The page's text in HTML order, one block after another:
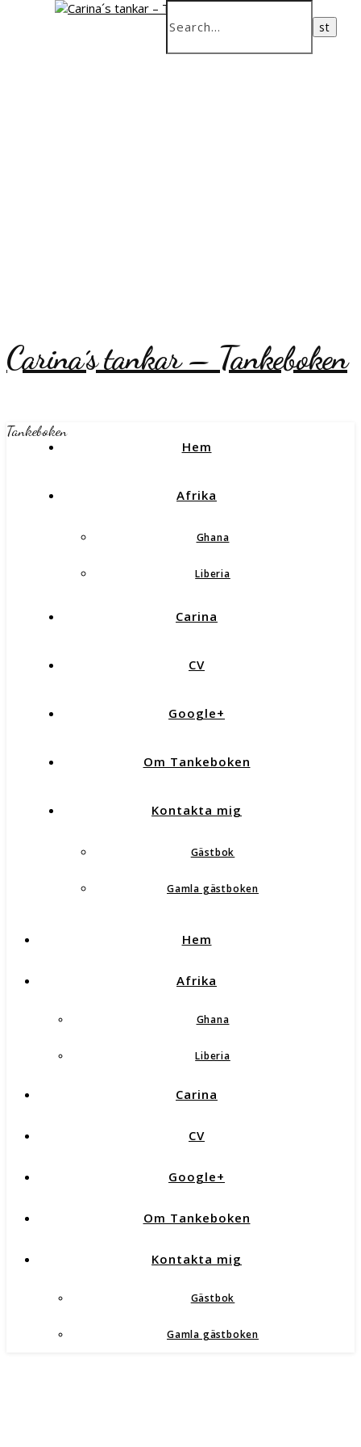
Carina´s tankar – Tankeboken
Tankeboken
Hem
Afrika
Ghana
Liberia
Carina
CV
Google+
Om Tankeboken
Kontakta mig
Gästbok
Gamla gästboken
Hem
Afrika
Ghana
Liberia
Carina
CV
Google+
Om Tankeboken
Kontakta mig
Gästbok
Gamla gästboken